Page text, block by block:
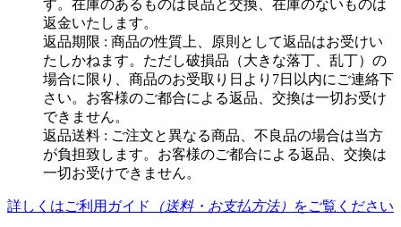
す。在庫のあるものは良品と交換、在庫のないものは
返金いたします。
返品期限 : 商品の性質上、原則として返品はお受けい
たしかねます。ただし破損品（大きな落丁、乱丁）の
場合に限り、商品のお受取り日より7日以内にご連絡下
さい。お客様のご都合による返品、交換は一切お受け
できません。
返品送料 : ご注文と異なる商品、不良品の場合は当方
が負担致します。お客様のご都合による返品、交換は
一切お受けできません。
詳しくはご利用ガイド （送料・お支払方法） をご覧ください